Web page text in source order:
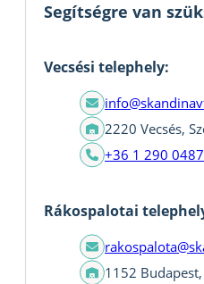
Segítségre van
Vecsési telephely:
2220 Vecsés,
+36 1 290 0487
Rákospalotai
1152